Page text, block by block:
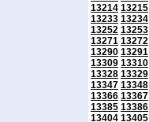
13214 13215
13233 13234
13252 13253
13271 13272
13290 13291
13309 13310
13328 13329
13347 13348
13366 13367
13385 13386
13404 13405